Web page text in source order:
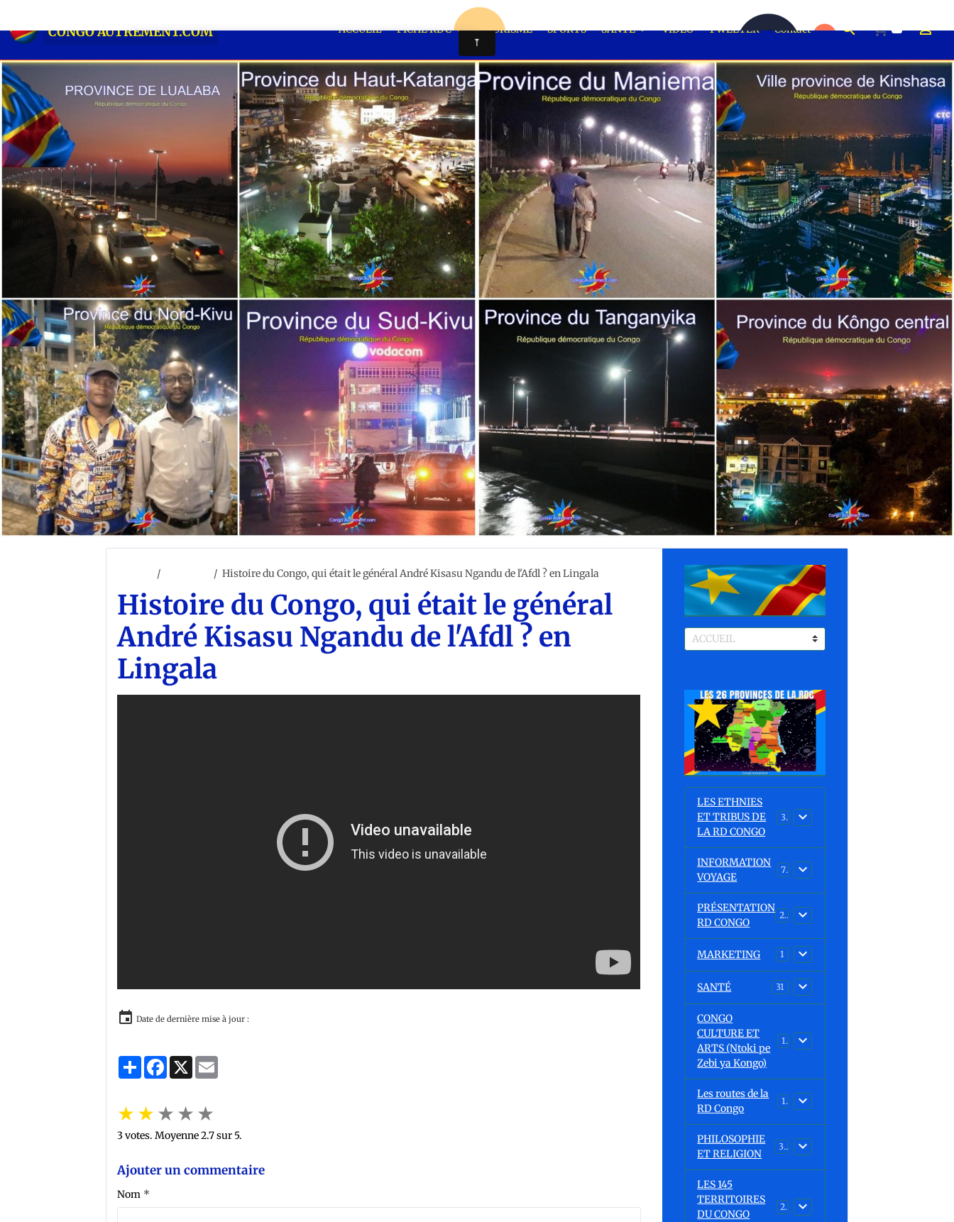
CONGO AUTREMENT.COM ACCUEIL FICHE RDC TOURISME SPORTS SANTÉ VIDEO TWEETER Contact
Histoire du Congo, qui était le général André Kisasu Ngandu de l'Afdl ? en Lingala
Histoire du Congo, qui était le général
André Kisasu Ngandu de l'Afdl ? en
Lingala
Date de dernière mise à jour :
PartagerFacebook
X
★★★★★
3votes. Moyenne2.7sur 5.
Ajouter un commentaire
Nom
LES ETHNIES
ET TRIBUS DE
LA RD CONGO
37
INFORMATION
VOYAGE
7
PRÉSENTATION
RD CONGO
23
MARKETING 1
SANTÉ 31
CONGO
CULTURE ET
ARTS (Ntoki pe
Zebi ya Kongo)
15
Les routes de la
RD Congo
1
PHILOSOPHIE
ET RELIGION
32
LES 145
TERRITOIRES
DU CONGO
23